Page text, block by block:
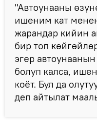
"Автоунааны
ишеним кат
жарандар кийин
бир топ
эгер
болуп калса,
коёт. Бул да
деп айтылат